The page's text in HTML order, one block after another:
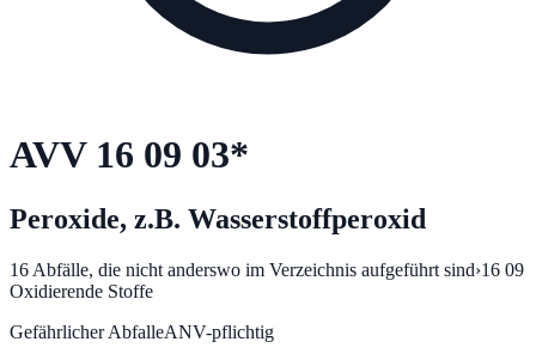
AVV 16 09 03*
Peroxide, z.B. Wasserstoffperoxid
16 Abfälle, die nicht anderswo im Verzeichnis aufgeführt sind›16 09
Oxidierende Stoffe
Gefährlicher AbfalleANV-pflichtig